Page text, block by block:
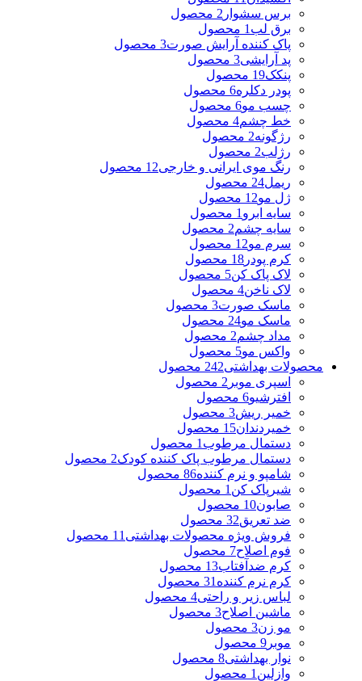
برس سشوار 2 محصول
برق لب 1 محصول
پاک کننده آرایش صورت3 محصول
پد آرایشی3 محصول
پنکک19 محصول
پودر دکلره6 محصول
چسب مو6 محصول
خط چشم4 محصول
رژگونه2 محصول
رژلب2 محصول
رنگ موی ایرانی و خارجی12 محصول
ریمل24 محصول
ژل مو12 محصول
سایه ابرو 1 محصول
سایه چشم2 محصول
سرم مو12 محصول
کرم پودر 18 محصول
لاک پاک کن5 محصول
لاک ناخن4 محصول
ماسک صورت3 محصول
ماسک مو24 محصول
مداد چشم2 محصول
واکس مو5 محصول
محصولات بهداشتی242 محصول
اسپری موبر 2 محصول
افترشیو6 محصول
خمیر ریش3 محصول
خمیردندان15 محصول
دستمال مرطوب 1 محصول
دستمال مرطوب پاک کننده کودک2 محصول
شامپو و نرم کننده86 محصول
شیرپاک کن 1 محصول
صابون10 محصول
ضد تعریق32 محصول
فروش ویژه محصولات بهداشتی 11 محصول
فوم اصلاح7 محصول
کرم ضدآفتاب13 محصول
کرم نرم کننده 31 محصول
لباس زیر و راحتی4 محصول
ماشین اصلاح3 محصول
مو زن3 محصول
موبر 9 محصول
نوار بهداشتی8 محصول
وازلین 1 محصول